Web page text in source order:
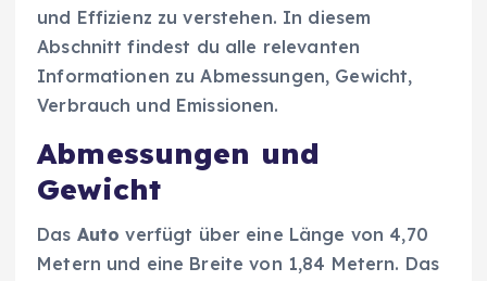
und Effizienz zu verstehen. In diesem
Abschnitt findest du alle relevanten
Informationen zu Abmessungen, Gewicht,
Verbrauch und Emissionen.
Abmessungen und
Gewicht
Das Auto verfügt über eine Länge von 4,70
Metern und eine Breite von 1,84 Metern. Das